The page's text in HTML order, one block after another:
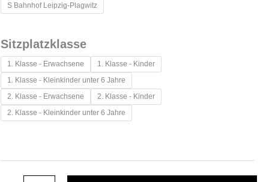
S Bahnhof Leipzig-Plagwitz
Sitzplatzklasse
1. Klasse - Erwachsene
1. Klasse - Kinder
1. Klasse - Kleinkinder unter 6 Jahre
2. Klasse - Erwachsene
2. Klasse - Kinder
2. Klasse - Kleinkinder unter 6 Jahre
Höfen"
-
Weihnachtsmärkte
in
Quedlinburg